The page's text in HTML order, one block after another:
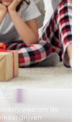
waarom de
drijven